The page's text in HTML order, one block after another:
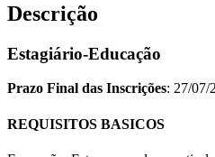
Descrição
Estagiário-Educação
Prazo Final das Inscrições: 27/07/
REQUISITOS BASICOS